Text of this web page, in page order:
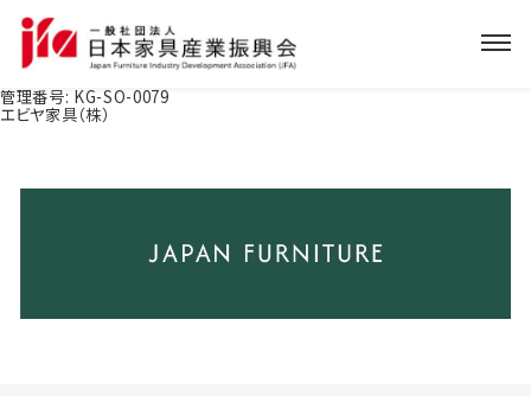
管理番号: KG-SO-0079
エビヤ家具（株）